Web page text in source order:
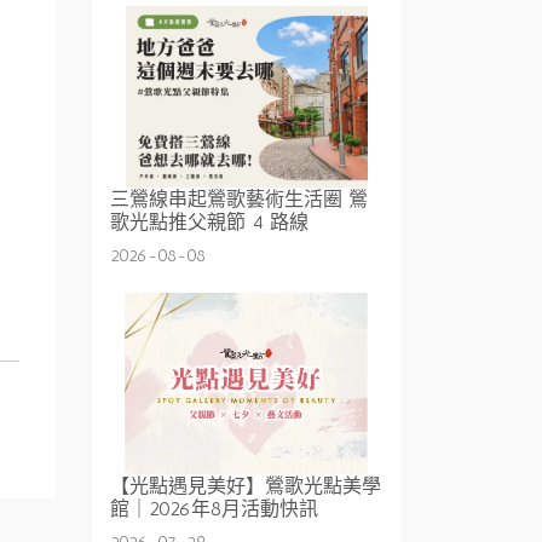
三鶯線串起鶯歌藝術生活圈 鶯
歌光點推父親節 4 路線
2026-08-08
【光點遇見美好】鶯歌光點美學
館｜2026年8月活動快訊